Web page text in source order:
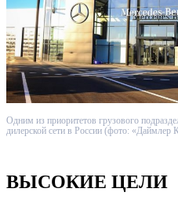
Одним из приоритетов грузового
дилерской сети в России (фото:
ВЫСОКИЕ ЦЕЛИ